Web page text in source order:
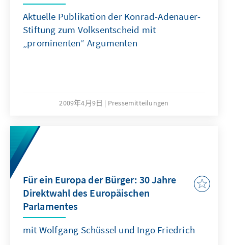
Aktuelle Publikation der Konrad-Adenauer-
Stiftung zum Volksentscheid mit
„prominenten“ Argumenten
2009年4月9日 Pressemitteilungen
Für ein Europa der Bürger: 30 Jahre
Direktwahl des Europäischen
Parlamentes
mit Wolfgang Schüssel und Ingo Friedrich